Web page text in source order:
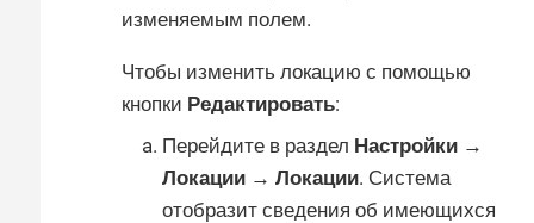
изменяемым полем.
Чтобы изменить локацию с помощью
кнопки Редактировать:
Перейдите в раздел Настройки →
Локации → Локации. Система
отобразит сведения об имеющихся